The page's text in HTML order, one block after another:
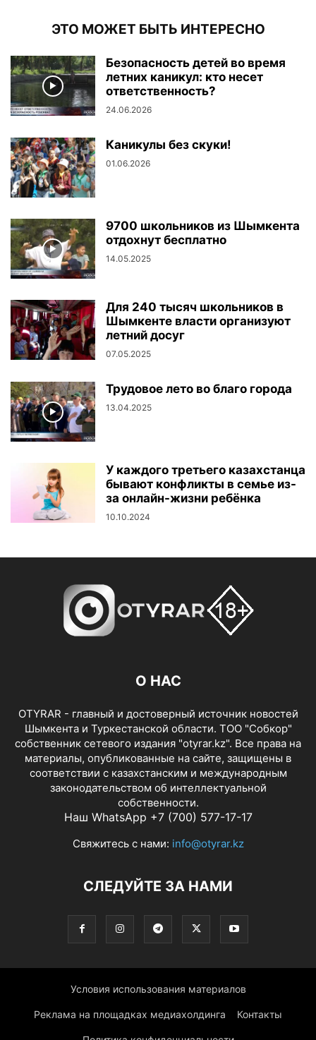
ЭТО МОЖЕТ БЫТЬ ИНТЕРЕСНО
Безопасность детей во время
летних каникул: кто несет
ответственность?
24.06.2026
Каникулы без скуки!
01.06.2026
9700 школьников из Шымкента
отдохнут бесплатно
14.05.2025
Для 240 тысяч школьников в
Шымкенте власти организуют
летний досуг
07.05.2025
Трудовое лето во благо города
13.04.2025
У каждого третьего казахстанца
бывают конфликты в семье из-
за онлайн-жизни ребёнка
10.10.2024
О НАС
OTYRAR - главный и достоверный источник новостей
Шымкента и Туркестанской области. ТОО "Собкор"
собственник сетевого издания "otyrar.kz". Все права на
материалы, опубликованные на сайте, защищены в
соответствии с казахстанским и международным
законодательством об интеллектуальной
собственности.
Наш WhatsApp +7 (700) 577-17-17
Свяжитесь с нами: info@otyrar.kz
СЛЕДУЙТЕ ЗА НАМИ
Условия использования материалов
Реклама на площадках медиахолдинга Контакты